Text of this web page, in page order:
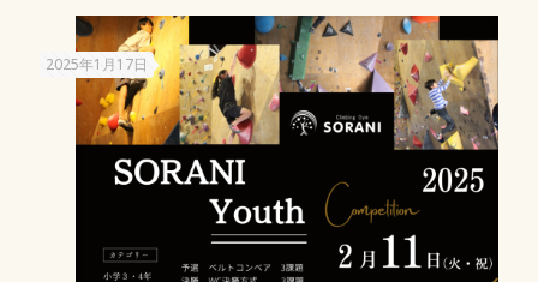
2025年1月17日